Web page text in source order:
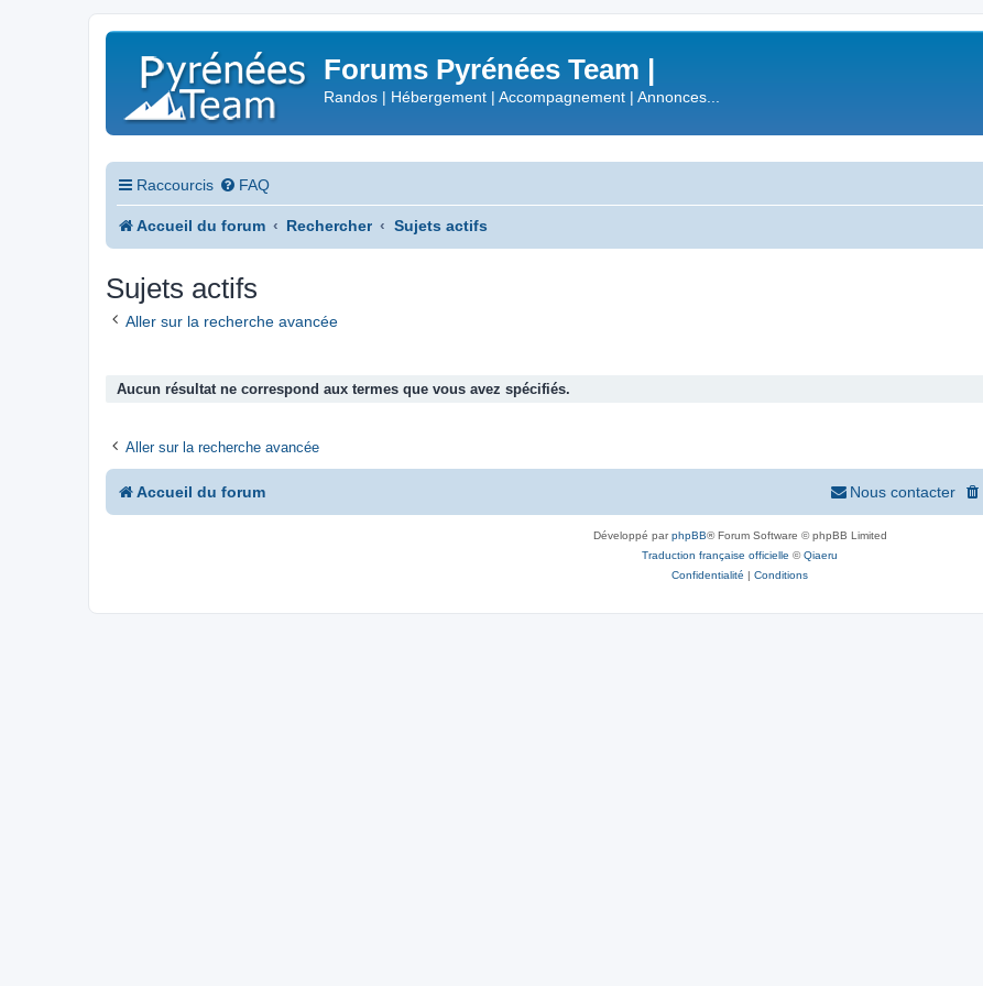
Forums Pyrénées Team |
Randos | Hébergement | Accompagnement | Annonces...
Raccourcis FAQ
Accueil du forum Rechercher Sujets actifs
Sujets actifs
Aller sur la recherche avancée
Aucun résultat ne correspond aux termes que vous avez spécifiés.
Aller sur la recherche avancée
Accueil du forum Nous contacter
Développé parphpBB® Forum Software © phpBB Limited
Traduction française officielle ©Qiaeru
Confidentialité | Conditions